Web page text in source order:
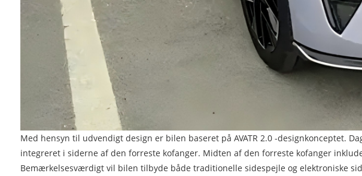
Med hensyn til udvendigt design er bilen baseret på AVATR 2.0 -designkonceptet.
integreret i siderne af den forreste kofanger. Midten af ​​den forreste kofanger
Bemærkelsesværdigt vil bilen tilbyde både traditionelle sidespejle og elektroniske